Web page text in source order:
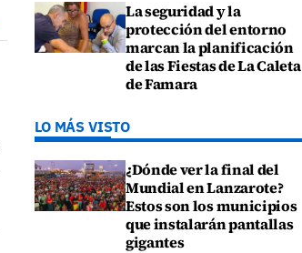
La seguridad y la
protección del entorno
marcan la planificación
de las Fiestas de La Caleta
de Famara
LO MÁS VISTO
¿Dónde ver la final del
Mundial en Lanzarote?
Estos son los municipios
que instalarán pantallas
gigantes